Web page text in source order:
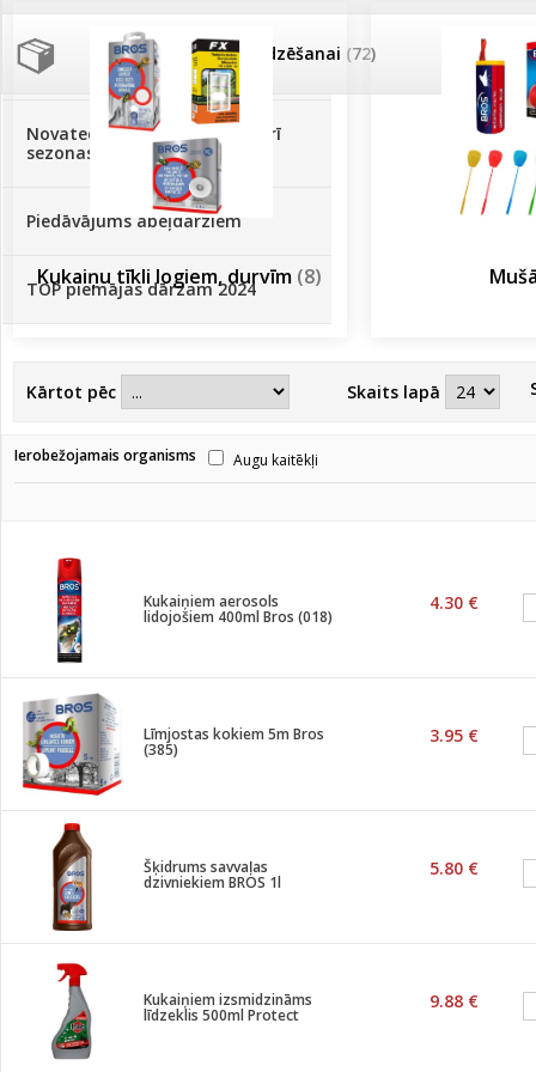
Palīglīdzekļi augu audzēšanai (72)
Klientu Diena
Novatec - izcils mēslošanai arī
sezonas otrajā pusē!
Piedāvājums ābeļdārziem
TOP piemājas dārzam 2024
Kukaiņu tīkli logiem, durvīm (8)
Kārtot pēc Skaits lapā
Ierobežojamais organisms Augu kaitēkļi
Kukaiņiem aerosols
lidojošiem 400ml Bros (018)
4.30 €
Līmjostas kokiem 5m Bros
(385)
3.95 €
Šķidrums savvaļas
dzivniekiem BROS 1l
5.80 €
Kukaiņiem izsmidzināms
līdzeklis 500ml Protect
9.88 €